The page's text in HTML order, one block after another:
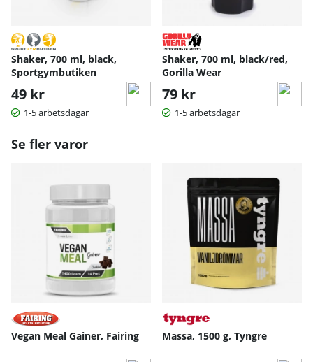
Shaker, 700 ml, black,
Sportgymbutiken
49 kr
1-5 arbetsdagar
Shaker, 700 ml, black/red,
Gorilla Wear
79 kr
1-5 arbetsdagar
Se fler varor
Vegan Meal Gainer, Fairing Massa, 1500 g, Tyngre